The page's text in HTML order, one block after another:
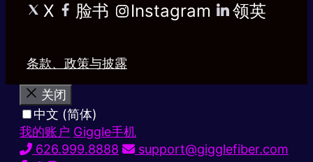
X 脸书 Instagram 领英
条款、政策与披露
关闭
中文 (简体)
我的账户 Giggle手机
626.999.8888
support@gigglefiber.com